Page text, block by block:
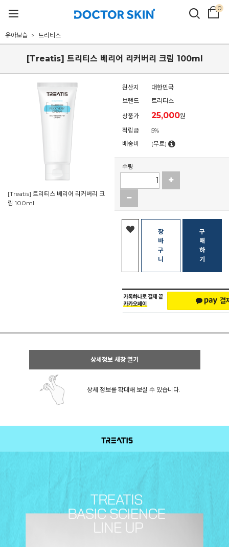
0
유아보습 트리티스
[Treatis] 트리티스 베리어 리커버리 크림 100ml
[Treatis] 트리티스 베리어 리커버리 크
림 100ml
원산지
대한민국
브랜드
트리티스
상품가
25,000원
적립금
5%
배송비
(무료)
수량
장
바
구
니
구
매
하
기
상세정보 새창 열기
상세 정보를 확대해 보실 수 있습니다.